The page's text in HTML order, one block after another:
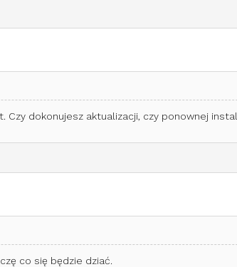
Czy dokonujesz aktualizacji, czy ponownej
co się będzie dziać.